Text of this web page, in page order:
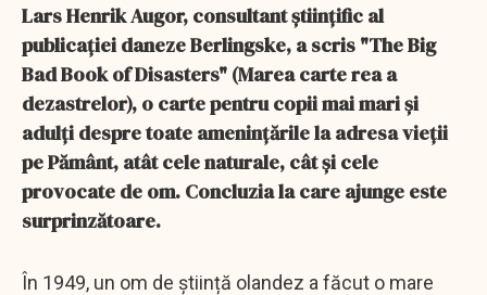
Lars Henrik Augor, consultant științific al
publicației daneze Berlingske, a scris "The Big
Bad Book of Disasters" (Marea carte rea a
dezastrelor), o carte pentru copii mai mari și
adulți despre toate amenințările la adresa vieții
pe Pământ, atât cele naturale, cât și cele
provocate de om. Concluzia la care ajunge este
surprinzătoare.
În 1949, un om de știință olandez a făcut o mare